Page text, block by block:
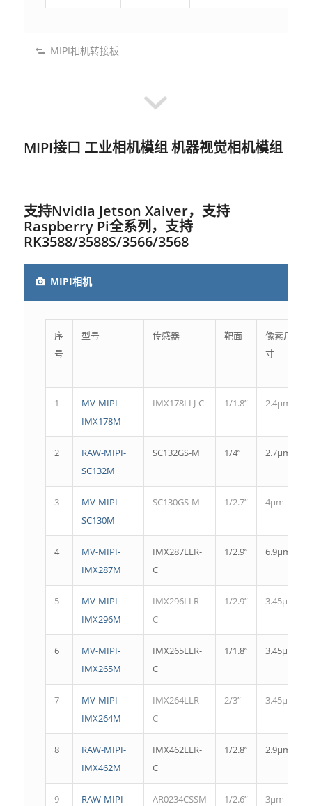
MIPI相机转接板
MIPI接口 工业相机模组 机器视觉相机模组
支持Nvidia Jetson Xaiver，支持
Raspberry Pi全系列，支持
RK3588/3588S/3566/3568
MIPI相机
序
号
型号 传感器 靶面
像素尺
寸
1
MV-MIPI-
IMX178M
IMX178LLJ-C 1/1.8” 2.4μm
2
RAW-MIPI-
SC132M
SC132GS-M 1/4” 2.7μm
3
MV-MIPI-
SC130M
SC130GS-M 1/2.7” 4μm
4
MV-MIPI-
IMX287M
IMX287LLR-
C
1/2.9” 6.9μm
5
MV-MIPI-
IMX296M
IMX296LLR-
C
1/2.9” 3.45μm
6
MV-MIPI-
IMX265M
IMX265LLR-
C
1/1.8” 3.45μm
7
MV-MIPI-
IMX264M
IMX264LLR-
C
2/3” 3.45μm
8
RAW-MIPI-
IMX462M
IMX462LLR-
C
1/2.8” 2.9μm
9
RAW-MIPI-
AR0234CSSM 1/2.6” 3μm